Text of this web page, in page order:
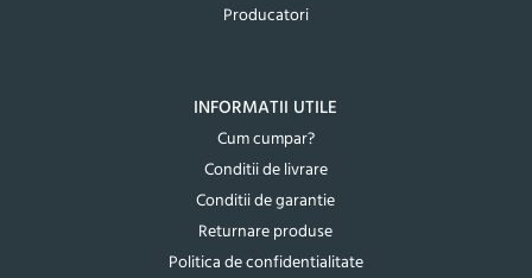
Producatori
INFORMATII UTILE
Cum cumpar?
Conditii de livrare
Conditii de garantie
Returnare produse
Politica de confidentialitate